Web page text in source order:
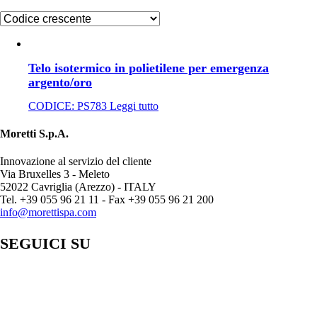
Telo isotermico in polietilene per emergenza
argento/oro
CODICE: PS783 Leggi tutto
Moretti S.p.A.
Innovazione al servizio del cliente
Via Bruxelles 3 - Meleto
52022 Cavriglia (Arezzo) - ITALY
Tel. +39 055 96 21 11 - Fax +39 055 96 21 200
info@morettispa.com
SEGUICI SU